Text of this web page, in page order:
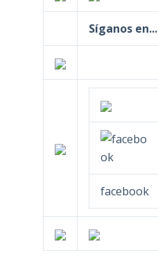
Síganos en...
facebook